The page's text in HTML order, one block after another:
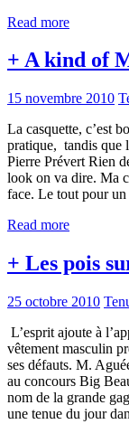
Read more
+ A kind of
15 novembre 2010
La casquette, c’est
pratique, tandis que
Pierre Prévert Rien
look on va dire. Ma
face. Le tout pour
Read more
+ Les pois
25 octobre 2010
L’esprit ajoute à
vêtement masculin
ses défauts. M.
au concours Big
nom de la grande
une tenue du jour